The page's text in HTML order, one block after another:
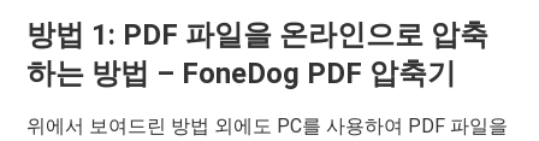
방법 1: PDF 파일을 온라인으로 압축
하는 방법 – FoneDog PDF 압축기
위에서 보여드린 방법 외에도 PC를 사용하여 PDF 파일을